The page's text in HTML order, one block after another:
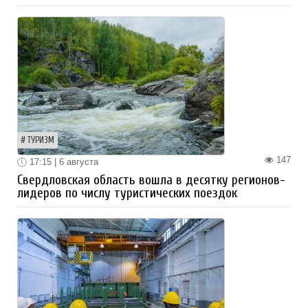
ТУРИЗМ
147
17:15 | 6 августа
Свердловская область вошла в десятку регионов-
лидеров по числу туристических поездок